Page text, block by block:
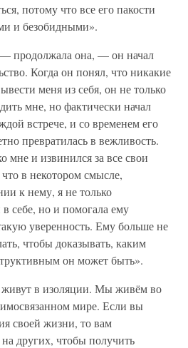
потому что все его пакости
и безобидными».
— продолжала она, — он начал
Когда он понял, что никакие
меня из себя, он не только
мне, но фактически начал
встрече, и со временем его
превратилась в вежливость.
и извинился за все свои
в некотором смысле,
к нему, я не только
себе, но и помогала ему
уверенность. Ему больше не
чтобы доказывать, каким
он может быть».
живут в изоляции. Мы живём во
мире. Если вы
своей жизни, то вам
других, чтобы получить